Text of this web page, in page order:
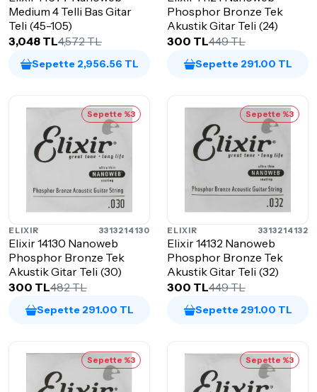
Medium 4 Telli Bas Gitar
Teli (45-105)
3,048 TL4,572 TL
Sepette 2,956.56 TL
Phosphor Bronze Tek
Akustik Gitar Teli (24)
300 TL449 TL
Sepette 291.00 TL
Sepette %3
ELIXIR 3313214130
Elixir 14130 Nanoweb
Phosphor Bronze Tek
Akustik Gitar Teli (30)
300 TL482 TL
Sepette 291.00 TL
Sepette %3
ELIXIR 3313214132
Elixir 14132 Nanoweb
Phosphor Bronze Tek
Akustik Gitar Teli (32)
300 TL449 TL
Sepette 291.00 TL
Sepette %3 Sepette %3